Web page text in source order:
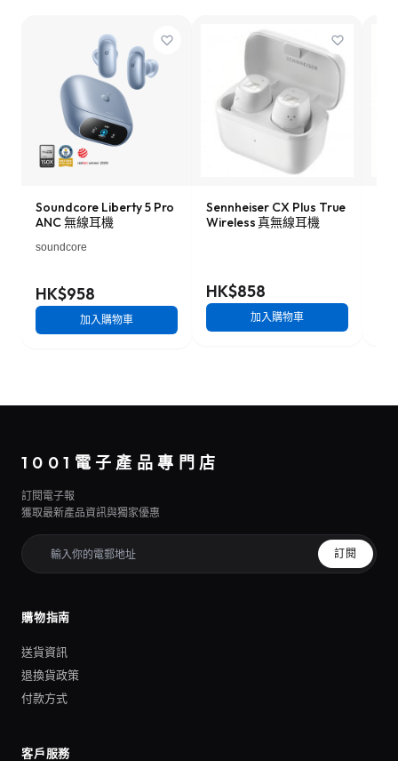
Soundcore Liberty 5 Pro
ANC 無線耳機
soundcore
HK$958
加入購物車
Sennheiser CX Plus True
Wireless 真無線耳機
HK$858
加入購物車
1001電子產品專門店
訂閱電子報
獲取最新產品資訊與獨家優惠
訂閱
購物指南
送貨資訊
退換貨政策
付款方式
客戶服務